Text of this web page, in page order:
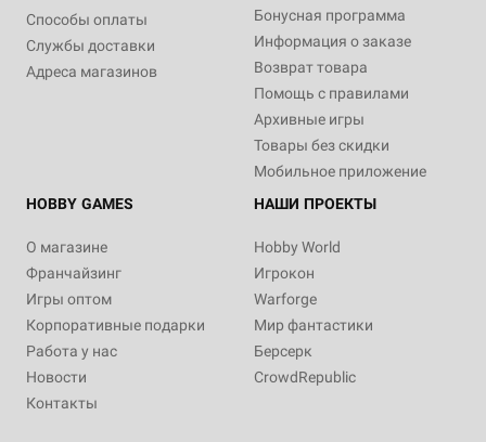
Способы оплаты
Службы доставки
Адреса магазинов
Бонусная программа
Информация о заказе
Возврат товара
Помощь с правилами
Архивные игры
Товары без скидки
Мобильное приложение
HOBBY GAMES
О магазине
Франчайзинг
Игры оптом
Корпоративные подарки
Работа у нас
Новости
Контакты
НАШИ ПРОЕКТЫ
Hobby World
Игрокон
Warforge
Мир фантастики
Берсерк
CrowdRepublic